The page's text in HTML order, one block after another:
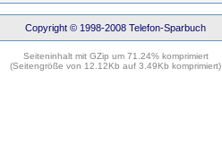
Copyright © 1998-2008 Telefon-Sparbuch
Seiteninhalt mit GZip um 71.24% komprimiert
(Seitengröße von 12.12Kb auf 3.49Kb komprimiert)